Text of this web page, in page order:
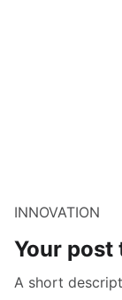
INNOVATION
Your post
A short